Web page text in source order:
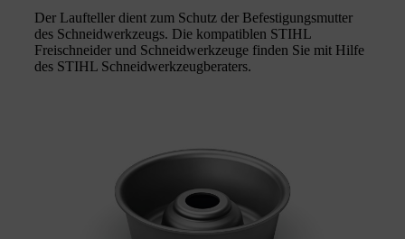
Der Laufteller dient zum Schutz der Befestigungsmutter
des Schneidwerkzeugs. Die kompatiblen STIHL
Freischneider und Schneidwerkzeuge finden Sie mit Hilfe
des STIHL Schneidwerkzeugberaters.